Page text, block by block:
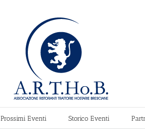
Prossimi Eventi Storico Eventi